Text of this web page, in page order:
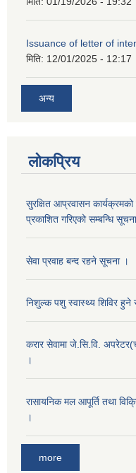
Issuance of letter of
मिति: 12/01/2025 - 12:17
अन्य
लोकप्रिय
सुरक्षित आप्रवासन
प्रकाशित गरिएको सम्बन्धि सूचना
सेवा प्रवाह बन्द रहने सूचना ।
निशुल्क पशु स्वास्थ्य शिविर हुने
करार सेवामा जे.सि.वि.
।
रासायनिक मल आपूर्ति तथा
।
more